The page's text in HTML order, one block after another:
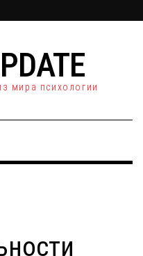
мира психологии